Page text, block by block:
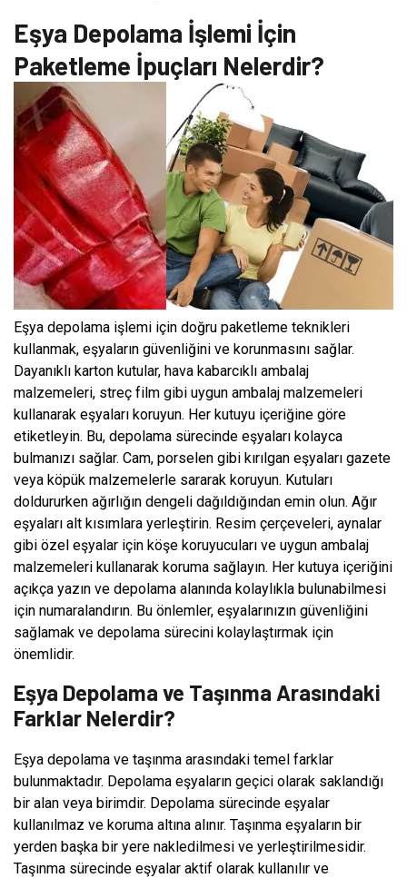
Eşya Depolama İşlemi İçin
Paketleme İpuçları Nelerdir?
Eşya depolama işlemi için doğru paketleme teknikleri
kullanmak, eşyaların güvenliğini ve korunmasını sağlar.
Dayanıklı karton kutular, hava kabarcıklı ambalaj
malzemeleri, streç film gibi uygun ambalaj malzemeleri
kullanarak eşyaları koruyun. Her kutuyu içeriğine göre
etiketleyin. Bu, depolama sürecinde eşyaları kolayca
bulmanızı sağlar. Cam, porselen gibi kırılgan eşyaları gazete
veya köpük malzemelerle sararak koruyun. Kutuları
doldururken ağırlığın dengeli dağıldığından emin olun. Ağır
eşyaları alt kısımlara yerleştirin. Resim çerçeveleri, aynalar
gibi özel eşyalar için köşe koruyucuları ve uygun ambalaj
malzemeleri kullanarak koruma sağlayın. Her kutuya içeriğini
açıkça yazın ve depolama alanında kolaylıkla bulunabilmesi
için numaralandırın. Bu önlemler, eşyalarınızın güvenliğini
sağlamak ve depolama sürecini kolaylaştırmak için
önemlidir.
Eşya Depolama ve Taşınma Arasındaki
Farklar Nelerdir?
Eşya depolama ve taşınma arasındaki temel farklar
bulunmaktadır. Depolama eşyaların geçici olarak saklandığı
bir alan veya birimdir. Depolama sürecinde eşyalar
kullanılmaz ve koruma altına alınır. Taşınma eşyaların bir
yerden başka bir yere nakledilmesi ve yerleştirilmesidir.
Taşınma sürecinde eşyalar aktif olarak kullanılır ve